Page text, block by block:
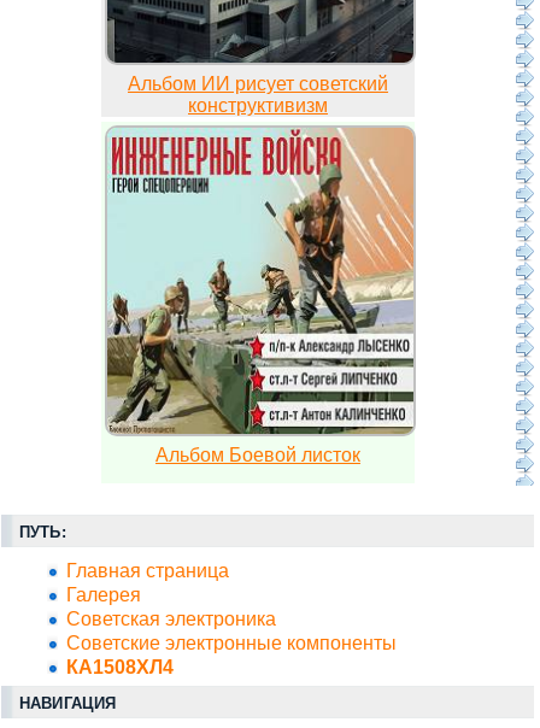
Альбом ИИ рисует советский
конструктивизм
Альбом Боевой листок
ПУТЬ:
Главная страница
Галерея
Советская электроника
Советские электронные компоненты
КА1508ХЛ4
НАВИГАЦИЯ